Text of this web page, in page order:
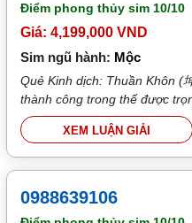
Điểm phong thủy sim10/10
Giá: 4,199,000 VND
Sim ngũ hành: Mộc
Quẻ Kinh dịch: Thuần Khôn (
thành công trong thế được
XEM LUẬN GIẢI
0988639106